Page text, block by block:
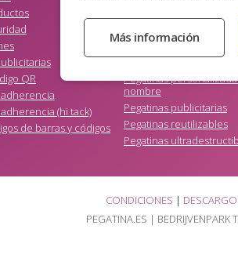
QR
(hi tack)
de barras y códigos
Pegatinas Doming (relieve
Pegatinas electrostáticas
Pegatinas
nombre
Pegatinas publicitarias
Pegatinas reutilizables
Pegatinas
CONDICIONES |
PEGATINA.ES | BEDRIJVENPARK